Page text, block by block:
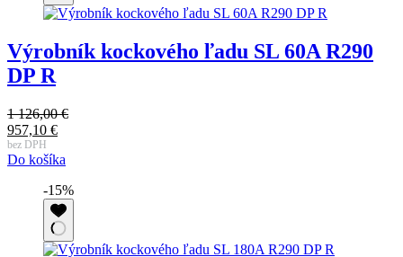
Výrobník kockového ľadu SL 60A R290
DP R
1 126,00€
Pôvodná
cena
bola:
126,00 €.
957,10 €
Aktuálna
cena
957,10 €.
bez DPH
Do košíka
-15%